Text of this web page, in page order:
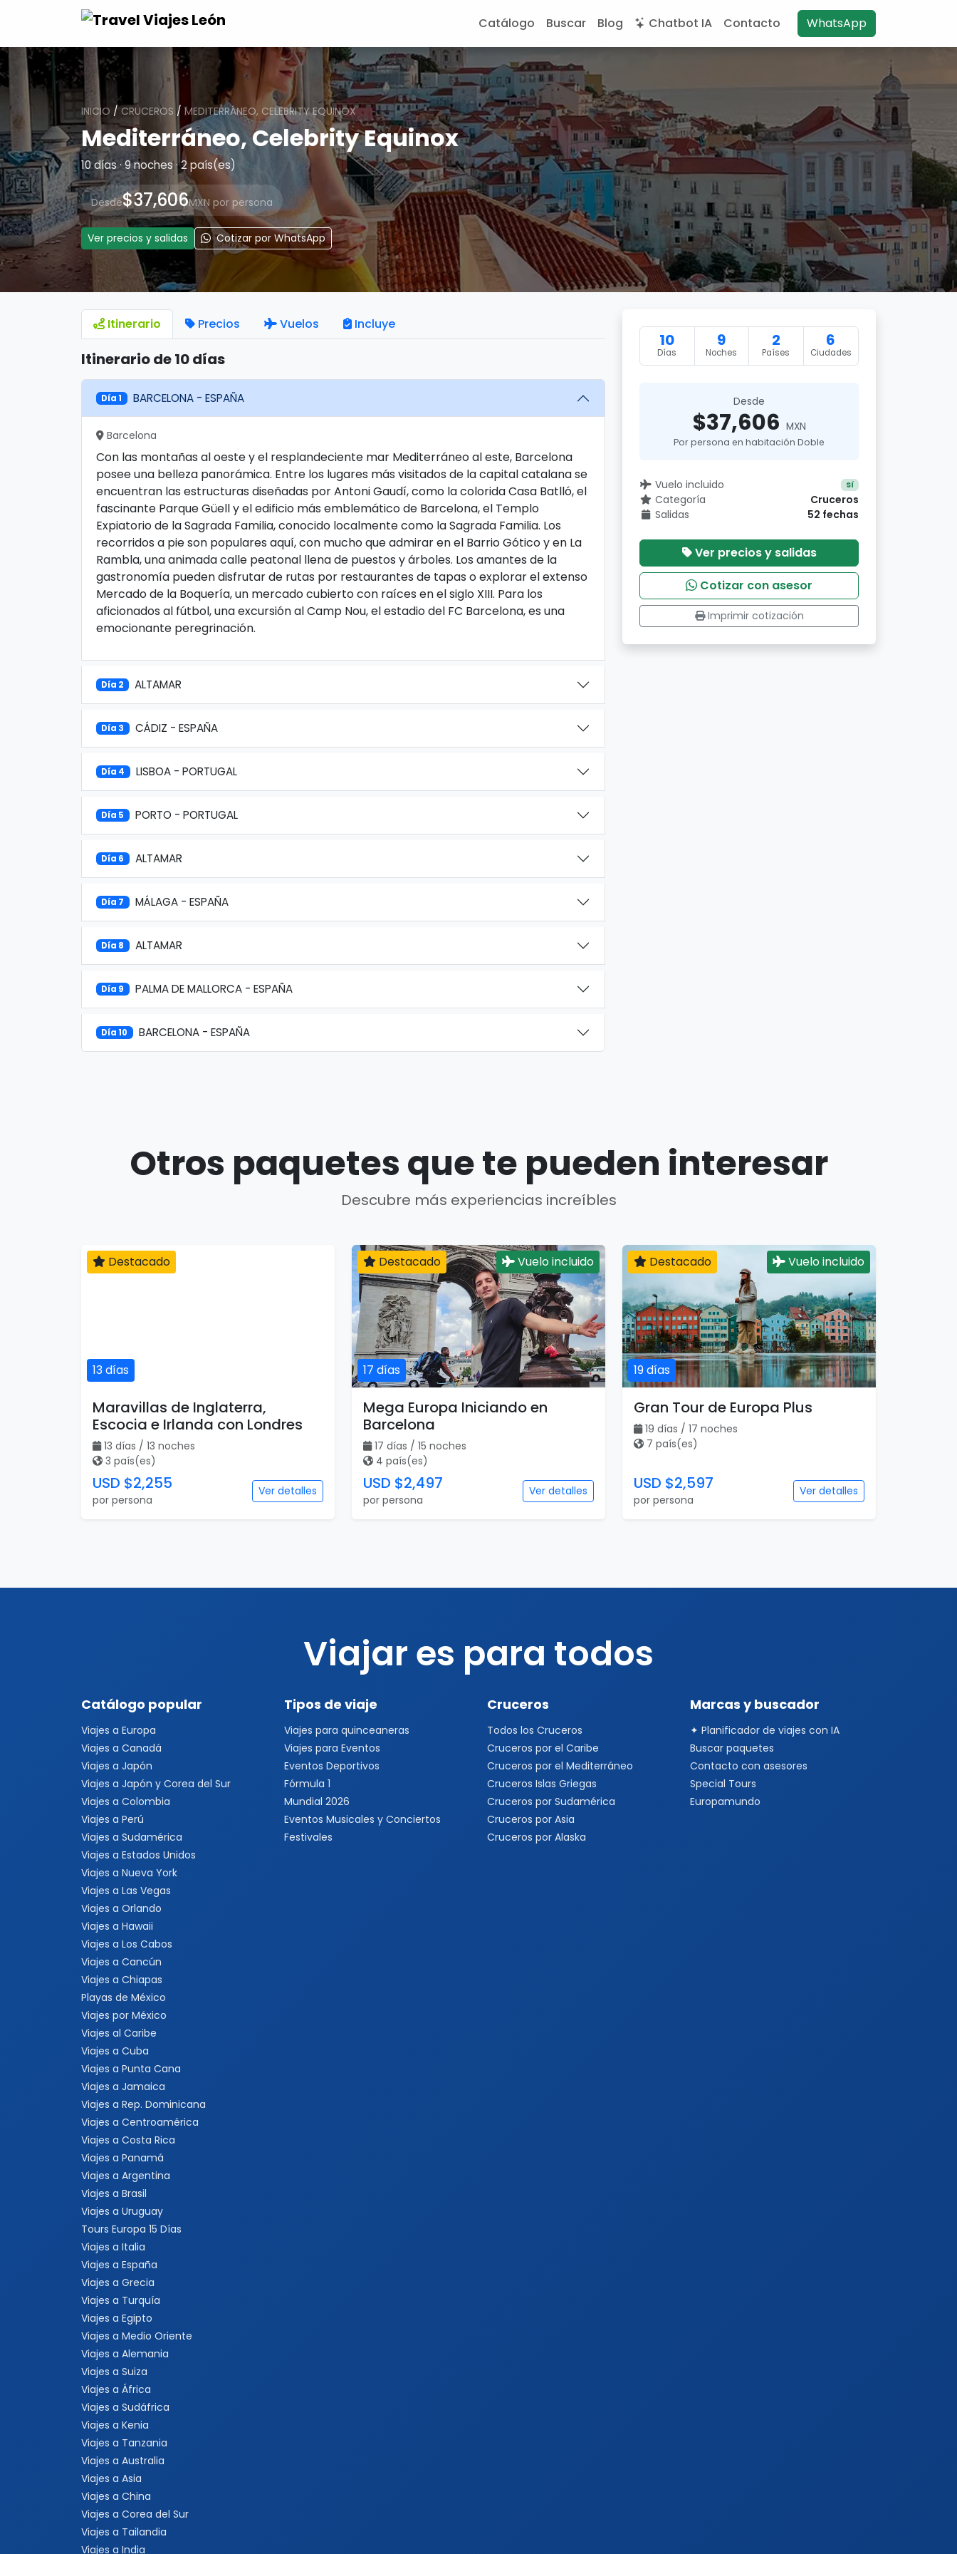
Catálogo Buscar Blog Chatbot IA Contacto WhatsApp
INICIO / CRUCEROS / MEDITERRÁNEO, CELEBRITY EQUINOX
Mediterráneo, Celebrity Equinox
10 días · 9 noches · 2 país(es)
Desde$37,606MXN por persona
Ver precios y salidas Cotizar por WhatsApp
Itinerario Precios Vuelos Incluye
Itinerario de 10 días
Día 1 BARCELONA - ESPAÑA
Barcelona
Con las montañas al oeste y el resplandeciente mar Mediterráneo al este, Barcelona
posee una belleza panorámica. Entre los lugares más visitados de la capital catalana se
encuentran las estructuras diseñadas por Antoni Gaudí, como la colorida Casa Batlló, el
fascinante Parque Güell y el edificio más emblemático de Barcelona, ​​el Templo
Expiatorio de la Sagrada Familia, conocido localmente como la Sagrada Familia. Los
recorridos a pie son populares aquí, con mucho que admirar en el Barrio Gótico y en La
Rambla, una animada calle peatonal llena de puestos y árboles. Los amantes de la
gastronomía pueden disfrutar de rutas por restaurantes de tapas o explorar el extenso
Mercado de la Boquería, un mercado cubierto con raíces en el siglo XIII. Para los
aficionados al fútbol, ​​una excursión al Camp Nou, el estadio del FC Barcelona, ​​es una
emocionante peregrinación.
Día 2 ALTAMAR
Día 3 CÁDIZ - ESPAÑA
Día 4 LISBOA - PORTUGAL
Día 5 PORTO - PORTUGAL
Día 6 ALTAMAR
Día 7 MÁLAGA - ESPAÑA
Día 8 ALTAMAR
Día 9 PALMA DE MALLORCA - ESPAÑA
Día 10 BARCELONA - ESPAÑA
10
Días
9
Noches
2
Países
6
Ciudades
Desde
$37,606 MXN
Por persona en habitación Doble
Vuelo incluido Sí
Categoría
Cruceros
Salidas
52 fechas
Ver precios y salidas
Cotizar con asesor
Imprimir cotización
Otros paquetes que te pueden interesar
Descubre más experiencias increíbles
13 días
Destacado
Maravillas de Inglaterra,
Escocia e Irlanda con Londres
13 días / 13 noches
3 país(es)
USD $2,255
por persona
Ver detalles
17 días
Destacado Vuelo incluido
Mega Europa Iniciando en
Barcelona
17 días / 15 noches
4 país(es)
USD $2,497
por persona
Ver detalles
19 días
Destacado Vuelo incluido
Gran Tour de Europa Plus
19 días / 17 noches
7 país(es)
USD $2,597
por persona
Ver detalles
Viajar es para todos
Catálogo popular
Viajes a Europa
Viajes a Canadá
Viajes a Japón
Viajes a Japón y Corea del Sur
Viajes a Colombia
Viajes a Perú
Viajes a Sudamérica
Viajes a Estados Unidos
Viajes a Nueva York
Viajes a Las Vegas
Viajes a Orlando
Viajes a Hawaii
Viajes a Los Cabos
Viajes a Cancún
Viajes a Chiapas
Playas de México
Viajes por México
Viajes al Caribe
Viajes a Cuba
Viajes a Punta Cana
Viajes a Jamaica
Viajes a Rep. Dominicana
Viajes a Centroamérica
Viajes a Costa Rica
Viajes a Panamá
Viajes a Argentina
Viajes a Brasil
Viajes a Uruguay
Tours Europa 15 Días
Viajes a Italia
Viajes a España
Viajes a Grecia
Viajes a Turquía
Viajes a Egipto
Viajes a Medio Oriente
Viajes a Alemania
Viajes a Suiza
Viajes a África
Viajes a Sudáfrica
Viajes a Kenia
Viajes a Tanzania
Viajes a Australia
Viajes a Asia
Viajes a China
Viajes a Corea del Sur
Viajes a Tailandia
Viajes a India
Tipos de viaje
Viajes para quinceaneras
Viajes para Eventos
Eventos Deportivos
Fórmula 1
Mundial 2026
Eventos Musicales y Conciertos
Festivales
Cruceros
Todos los Cruceros
Cruceros por el Caribe
Cruceros por el Mediterráneo
Cruceros Islas Griegas
Cruceros por Sudamérica
Cruceros por Asia
Cruceros por Alaska
Marcas y buscador
✦ Planificador de viajes con IA
Buscar paquetes
Contacto con asesores
Special Tours
Europamundo